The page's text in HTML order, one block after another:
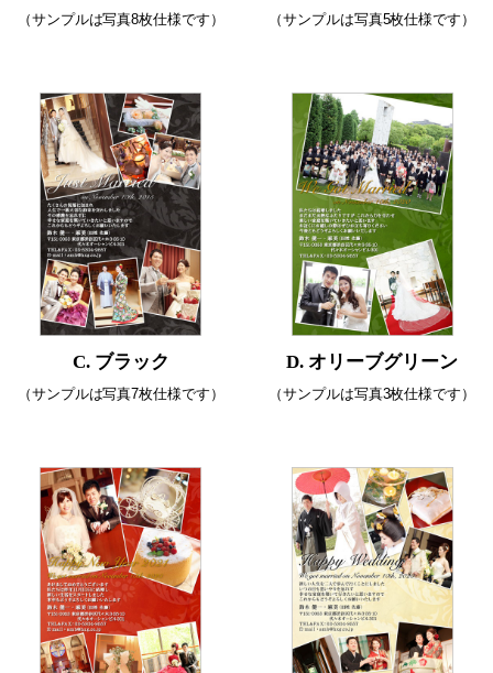
（サンプルは写真8枚仕様です） （サンプルは写真5枚仕様です）
C. ブラック
（サンプルは写真7枚仕様です）
D. オリーブグリーン
（サンプルは写真3枚仕様です）